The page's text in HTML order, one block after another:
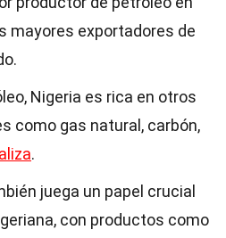
mayores exportadores de
Nigeria es rica en otros
como gas natural, carbón,
.
juega un papel crucial
con productos como